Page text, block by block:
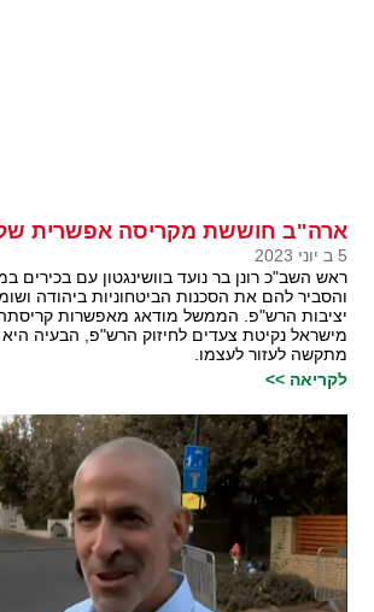
ארה"ב חוששת מקריסה אפשרית
5 ב יוני 2023
ראש השב"כ רונן בר נועד בוושינגטון עם בכירים
והסביר להם את הסכנות הביטחוניות ביהודה
יציבות הרש"פ. הממשל מודאג מאפשרות
מישראל נקיטת צעדים לחיזוק הרש"פ, הבעיה
מתקשה לעזור לעצמו.
לקריאה >>